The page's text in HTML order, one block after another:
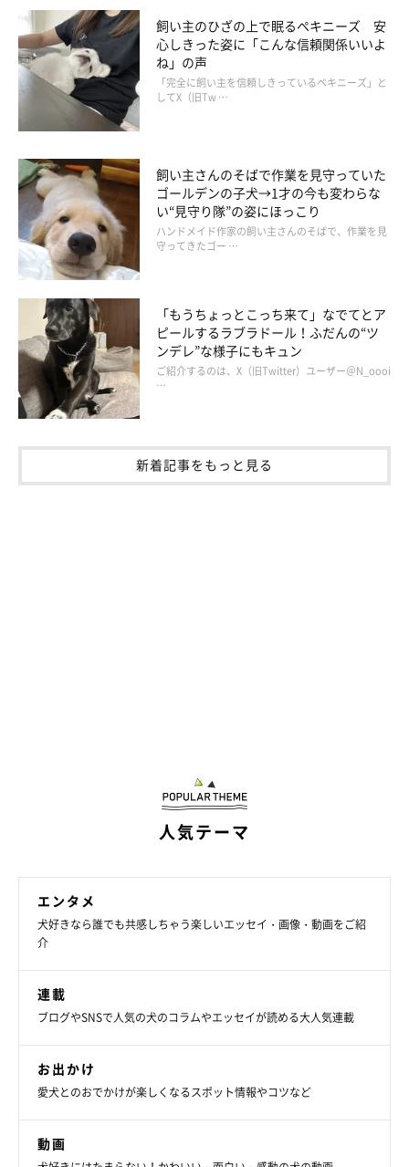
こむぎは嫌々ながらですが…少しでも長く自分の足で歩けるよう
にしてあげたい。筋肉がつくことで、転んで怪我をしたりしない
ようになってほしい…そんな願いから無理なく続けようと決めた
飼い主でした。
飼い主のひざの上で眠るペキニーズ 安
心しきった姿に「こんな信頼関係いいよ
ね」の声
「完全に飼い主を信頼しきっているペキニーズ」と
してX（旧Tw …
飼い主さんのそばで作業を見守っていた
ゴールデンの子犬→1才の今も変わらな
い“見守り隊”の姿にほっこり
ハンドメイド作家の飼い主さんのそばで、作業を見
守ってきたゴー …
「もうちょっとこっち来て」なでてとア
ピールするラブラドール！ふだんの“ツ
ンデレ”な様子にもキュン
ご紹介するのは、X（旧Twitter）ユーザー＠N_oooi
…
新着記事をもっと見る
人気テーマ
エンタメ
犬好きなら誰でも共感しちゃう楽しいエッセイ・画像・動画をご紹
介
連載
ブログやSNSで人気の犬のコラムやエッセイが読める大人気連載
お出かけ
愛犬とのおでかけが楽しくなるスポット情報やコツなど
動画